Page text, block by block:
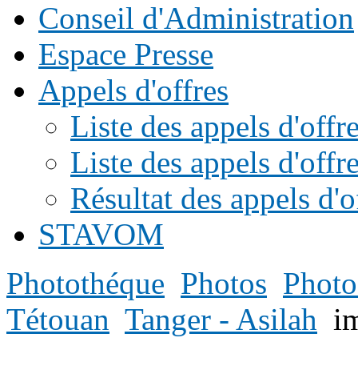
Conseil d'Administration
Espace Presse
Appels d'offres
Liste des appels
Liste des appels
Résultat des appels
STAVOM
Photothéque Photos
Tétouan Tanger - Asilah